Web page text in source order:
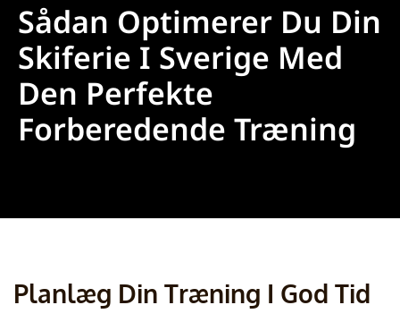
Sådan Optimerer Du Din
Skiferie I Sverige Med
Den Perfekte
Forberedende Træning
Planlæg Din Træning I God Tid